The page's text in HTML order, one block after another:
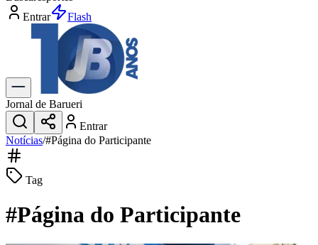
Entrar
Flash
Jornal de Barueri
Entrar
Notícias/#Página do Participante
Tag
#Página do Participante